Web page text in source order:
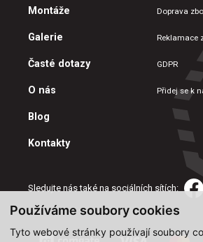
Používáme soubory cookies
Tyto webové stránky používají soubory
Montáže
Galerie
Časté dotazy
O nás
Blog
Kontakty
Doprava
Reklamace
GDPR
Přidej se k
Sledujte nás také na sociálních sítích: